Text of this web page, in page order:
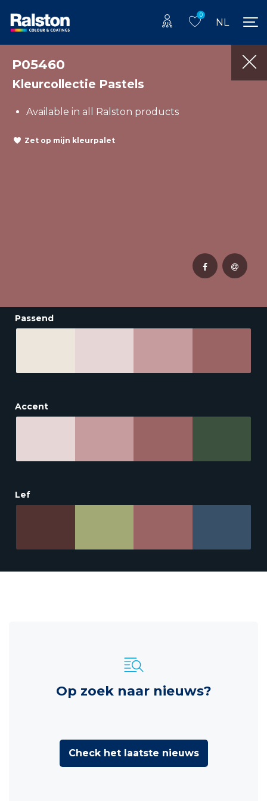
0
NL
P05460
Kleurcollectie Pastels
Available in all Ralston products
Zet op mijn kleurpalet
Passend
Accent
Lef
Op zoek naar nieuws?
Check het laatste nieuws